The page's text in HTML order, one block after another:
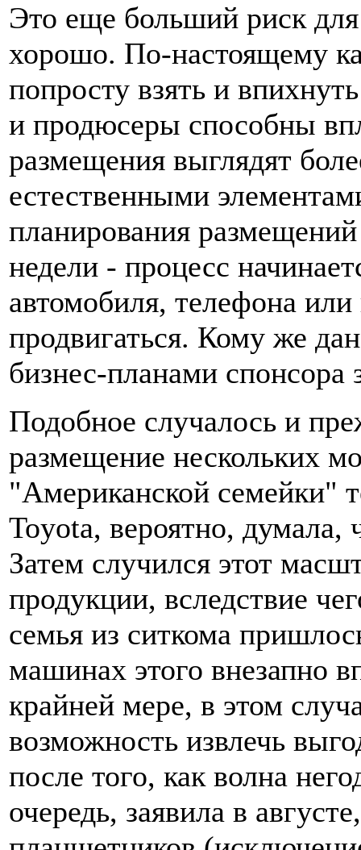
Это еще больший риск
хорошо. По-настоящему
попросту взять и
и продюсеры способны
размещения выглядят
естественными
планирования
недели - процесс
автомобиля, телефона
продвигаться. Кому же
бизнес-планами спонсора
Подобное случалось и
размещение нескольких
"Американской семейки"
Toyota, вероятно, думала,
Затем случился этот
продукции, вследствие
семья из ситкома
машинах этого внезапно
крайней мере, в этом
возможность извлечь
после того, как волна
очередь, заявила в